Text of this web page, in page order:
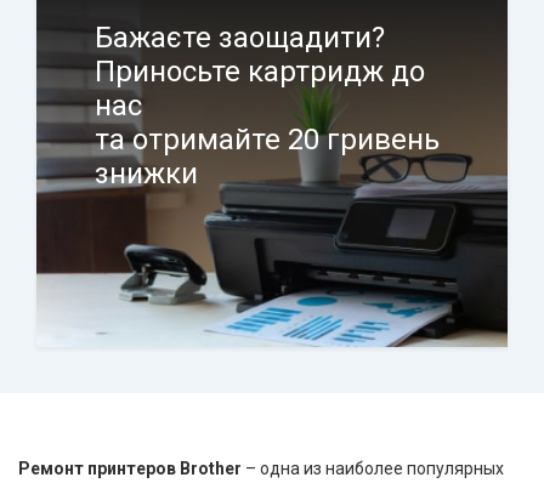
Бажаєте заощадити?
Приносьте картридж до
нас
та отримайте 20 гривень
знижки
Ремонт принтеров Brother – одна из наиболее популярных